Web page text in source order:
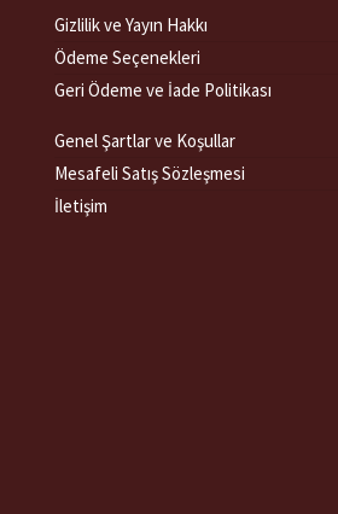
Gizlilik ve Yayın Hakkı
Ödeme Seçenekleri
Geri Ödeme ve İade Politikası
Genel Şartlar ve Koşullar
Mesafeli Satış Sözleşmesi
İletişim